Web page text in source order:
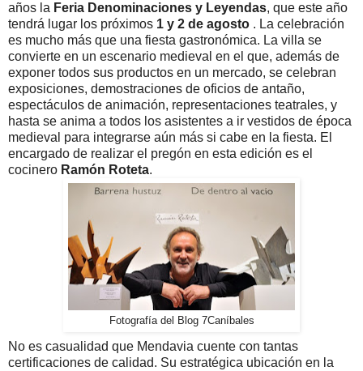
años la Feria Denominaciones y Leyendas, que este año
tendrá lugar los próximos 1 y 2 de agosto . La celebración
es mucho más que una fiesta gastronómica. La villa se
convierte en un escenario medieval en el que, además de
exponer todos sus productos en un mercado, se celebran
exposiciones, demostraciones de oficios de antaño,
espectáculos de animación, representaciones teatrales, y
hasta se anima a todos los asistentes a ir vestidos de época
medieval para integrarse aún más si cabe en la fiesta. El
encargado de realizar el pregón en esta edición es el
cocinero Ramón Roteta.
Fotografía del Blog 7Caníbales
No es casualidad que Mendavia cuente con tantas
certificaciones de calidad. Su estratégica ubicación en la